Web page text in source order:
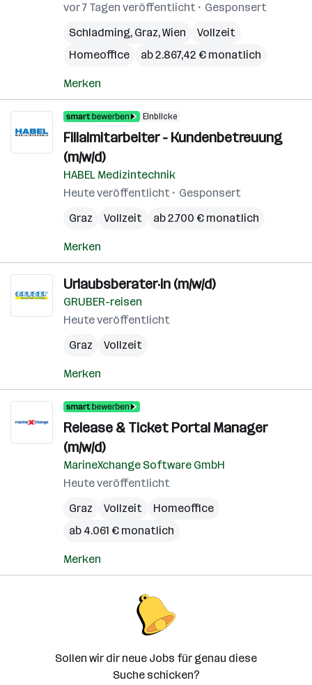
vor 7 Tagen veröffentlicht
Gesponsert
Schladming, Graz,Wien
Vollzeit
Homeoffice
ab 2.867,42 € monatlich
Merken
Einblicke
Filialmitarbeiter - Kundenbetreuung
(m/w/d)
HABEL Medizintechnik
Heute veröffentlicht
Gesponsert
Graz
Vollzeit ab 2.700 € monatlich
Merken
Urlaubsberater·in (m/w/d)
GRUBER-reisen
Heute veröffentlicht
Graz
Vollzeit
Merken
Release & Ticket Portal Manager
(m/w/d)
MarineXchange Software GmbH
Heute veröffentlicht
Graz
Vollzeit
Homeoffice
ab 4.061 € monatlich
Merken
Sollen wir dir neue Jobs für genau diese
Suche schicken?